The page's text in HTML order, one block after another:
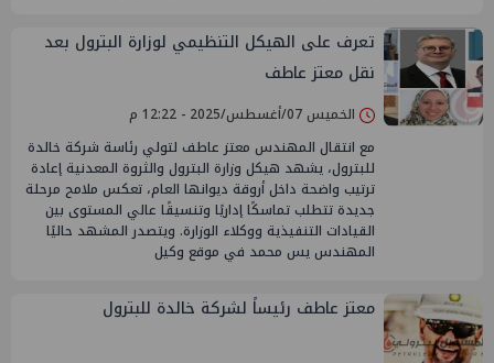
تعرف على الهيكل التنظيمي لوزارة البترول بعد
نقل معتز عاطف
الخميس 07/أغسطس/2025 - 12:22 م
مع انتقال المهندس معتز عاطف لتولي رئاسة شركة خالدة
للبترول، يشهد هيكل وزارة البترول والثروة المعدنية إعادة
ترتيب واضحة داخل أروقة ديوانها العام، تعكس ملامح مرحلة
جديدة تتطلب تماسكًا إداريًا وتنسيقًا عالي المستوى بين
القيادات التنفيذية ووكلاء الوزارة. ويتصدر المشهد حاليًا
المهندس يس محمد في موقع وكيل
معتز عاطف رئيساً لشركة خالدة للبترول